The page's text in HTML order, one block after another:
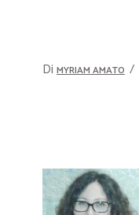
Di MYRIAM AMATO